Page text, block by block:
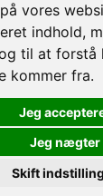
vores
indhold,
til at forstå
kommer fra.
Jeg
Jeg nægter
Skift